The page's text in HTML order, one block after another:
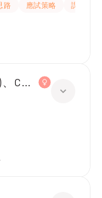
路 應試策略
課程設計
Chinese(中二)